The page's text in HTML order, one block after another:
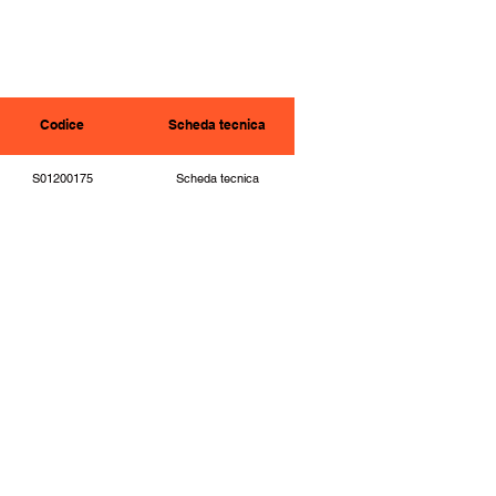
Codice Scheda tecnica
S01200175 Scheda tecnica